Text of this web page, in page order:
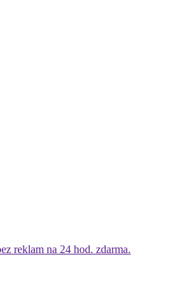
reklam na 24 hod. zdarma.